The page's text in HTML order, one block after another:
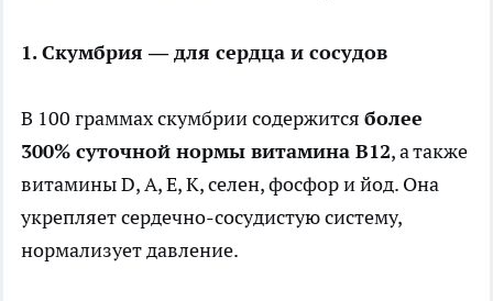
1. Скумбрия — для сердца и сосудов
В 100 граммах скумбрии содержится более
300% суточной нормы витамина B12, а также
витамины D, A, E, K, селен, фосфор и йод. Она
укрепляет сердечно-сосудистую систему,
нормализует давление.